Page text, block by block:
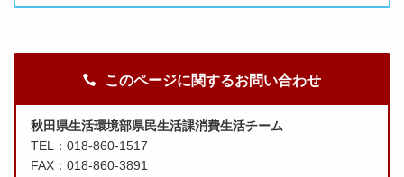
このページに関するお問い合わせ
秋田県生活環境部県民生活課消費生活チーム
TEL：018-860-1517
FAX：018-860-3891